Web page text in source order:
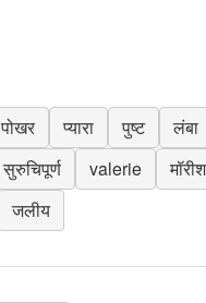
पोखर प्यारा पुष्ट लंबा
सुरुचिपूर्ण valerie
जलीय